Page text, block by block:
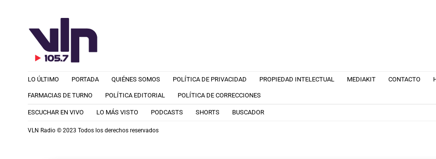
LO ÚLTIMO PORTADA QUIÉNES SOMOS POLÍTICA DE PRIVACIDAD PROPIEDAD INTELECTUAL MEDIAKIT CONTACTO
FARMACIAS DE TURNO POLÍTICA EDITORIAL POLÍTICA DE CORRECCIONES
ESCUCHAR EN VIVO LO MÁS VISTO PODCASTS SHORTS BUSCADOR
VLN Radio © 2023 Todos los derechos reservados